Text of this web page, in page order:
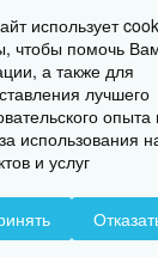
использует
чтобы помочь
а также для
лучшего
опыта
использования
и услуг